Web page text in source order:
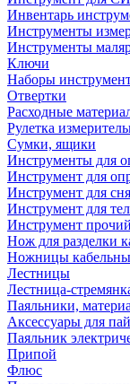
Инвентарь
Инструменты
Инструменты
Ключи
Наборы
Отвертки
Расходные
Рулетка
Сумки, ящики
Инструменты для
Инструмент для
Инструмент для
Инструмент для
Инструмент прочий
Нож для разделки
Ножницы
Лестницы
Лестница-
Паяльники,
Аксессуары для
Паяльник
Припой
Флюс